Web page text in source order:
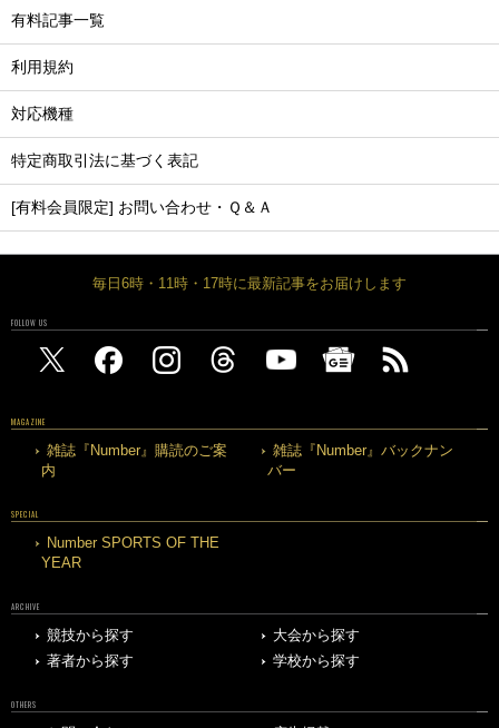
有料記事一覧
利用規約
対応機種
特定商取引法に基づく表記
[有料会員限定] お問い合わせ・Ｑ＆Ａ
毎日6時・11時・17時に最新記事をお届けします
FOLLOW US
MAGAZINE
雑誌『Number』購読のご案
内
雑誌『Number』バックナン
バー
SPECIAL
Number SPORTS OF THE
YEAR
ARCHIVE
競技から探す
大会から探す
著者から探す
学校から探す
OTHERS